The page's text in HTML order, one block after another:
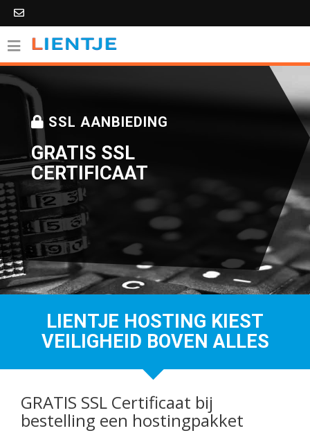
SSL AANBIEDING
GRATIS SSL
CERTIFICAAT
LIENTJE HOSTING KIEST
VEILIGHEID BOVEN ALLES
GRATIS SSL Certificaat bij
bestelling een hostingpakket